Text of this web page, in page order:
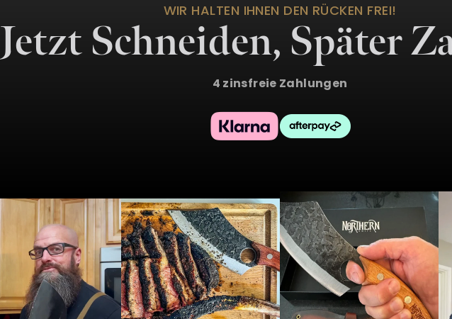
WIR HALTEN IHNEN DEN RÜCKEN FREI!
Jetzt Schneiden, Später
4 zinsfreie Zahlungen